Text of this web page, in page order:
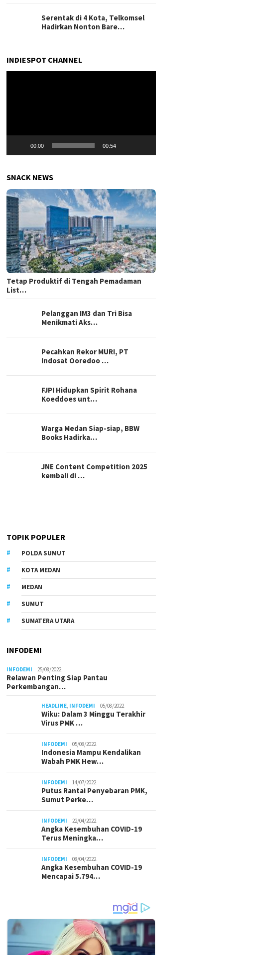
Serentak di 4 Kota, Telkomsel
Hadirkan Nonton Bare…
INDIESPOT CHANNEL
00:00 00:54
SNACK NEWS
Tetap Produktif di Tengah Pemadaman
List…
Pelanggan IM3 dan Tri Bisa
Menikmati Aks…
Pecahkan Rekor MURI, PT
Indosat Ooredoo …
FJPI Hidupkan Spirit Rohana
Koeddoes unt…
Warga Medan Siap-siap, BBW
Books Hadirka…
JNE Content Competition 2025
kembali di …
TOPIK POPULER
POLDA SUMUT
KOTA MEDAN
MEDAN
SUMUT
SUMATERA UTARA
INFODEMI
INFODEMI 25/08/2022
Relawan Penting Siap Pantau
Perkembangan…
HEADLINE, INFODEMI 05/08/2022
Wiku: Dalam 3 Minggu Terakhir
Virus PMK …
INFODEMI 05/08/2022
Indonesia Mampu Kendalikan
Wabah PMK Hew…
INFODEMI 14/07/2022
Putus Rantai Penyebaran PMK,
Sumut Perke…
INFODEMI 22/04/2022
Angka Kesembuhan COVID-19
Terus Meningka…
INFODEMI 08/04/2022
Angka Kesembuhan COVID-19
Mencapai 5.794…